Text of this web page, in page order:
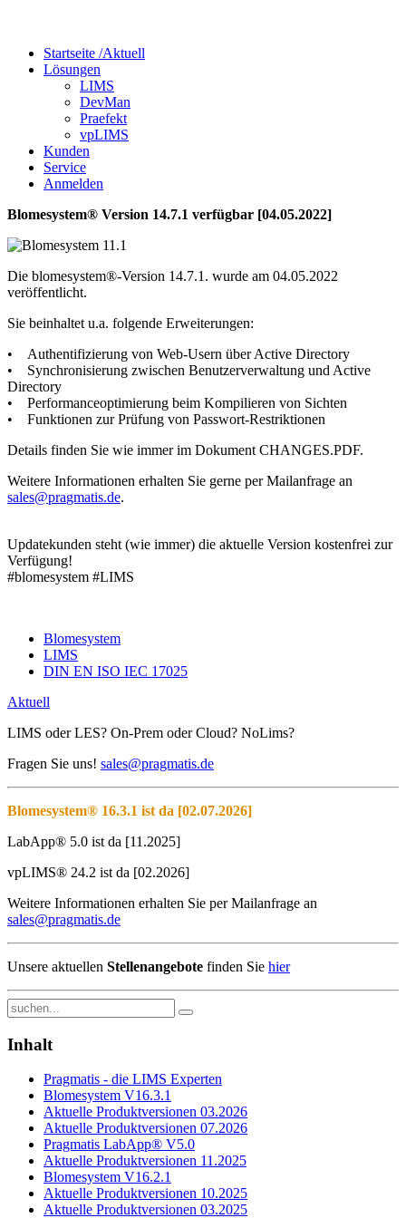
Startseite /Aktuell
Lösungen
LIMS
DevMan
Praefekt
vpLIMS
Kunden
Service
Anmelden
Blomesystem® Version 14.7.1 verfügbar [04.05.2022]
Die blomesystem®-Version 14.7.1. wurde am 04.05.2022
veröffentlicht.
Sie beinhaltet u.a. folgende Erweiterungen:
• Authentifizierung von Web-Usern über Active Directory
• Synchronisierung zwischen Benutzerverwaltung und Active
Directory
• Performanceoptimierung beim Kompilieren von Sichten
• Funktionen zur Prüfung von Passwort-Restriktionen
Details finden Sie wie immer im Dokument CHANGES.PDF.
Weitere Informationen erhalten Sie gerne per Mailanfrage an
.
Updatekunden steht (wie immer) die aktuelle Version kostenfrei zur
Verfügung!
#blomesystem #LIMS
Blomesystem
LIMS
DIN EN ISO IEC 17025
Aktuell
LIMS oder LES? On-Prem oder Cloud? NoLims?
Fragen Sie uns! sales@pragmatis.de
Blomesystem® 16.3.1 ist da [02.07.2026]
LabApp® 5.0 ist da [11.2025]
vpLIMS® 24.2 ist da [02.2026]
Weitere Informationen erhalten Sie per Mailanfrage an
sales@pragmatis.de
Unsere aktuellen Stellenangebote finden Sie hier
Inhalt
Pragmatis - die LIMS Experten
Blomesystem V16.3.1
Aktuelle Produktversionen 03.2026
Aktuelle Produktversionen 07.2026
Pragmatis LabApp® V5.0
Aktuelle Produktversionen 11.2025
Blomesystem V16.2.1
Aktuelle Produktversionen 10.2025
Aktuelle Produktversionen 03.2025